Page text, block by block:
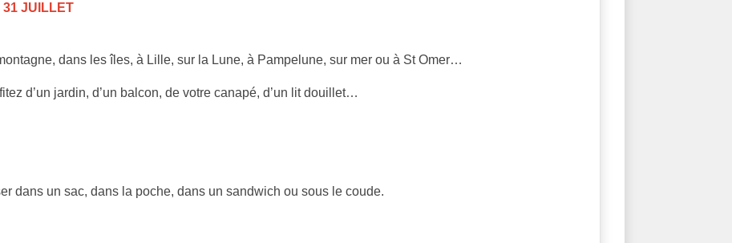
31 JUILLET
dans les îles, à Lille, sur la Lune, à Pampelune, sur mer ou à St Omer…
d’un jardin, d’un balcon, de votre canapé, d’un lit douillet…
dans un sac, dans la poche, dans un sandwich ou sous le coude.